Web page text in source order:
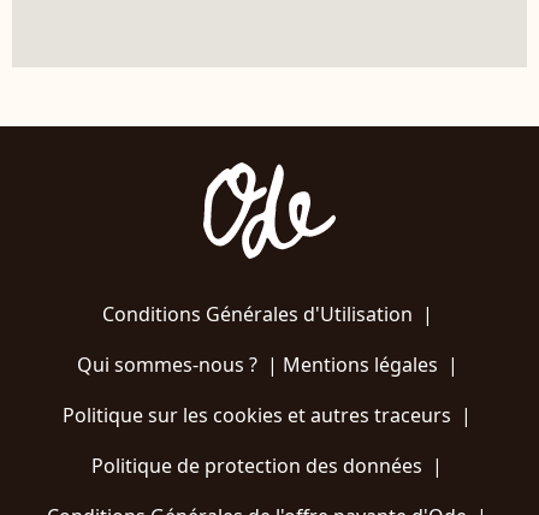
Conditions Générales d'Utilisation |
Qui sommes-nous ?| Mentions légales |
Politique sur les cookies et autres traceurs |
Politique de protection des données |